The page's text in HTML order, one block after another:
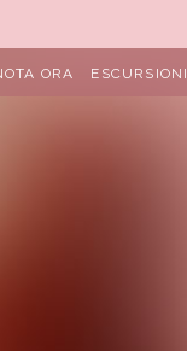
ORA ESCURSIONI